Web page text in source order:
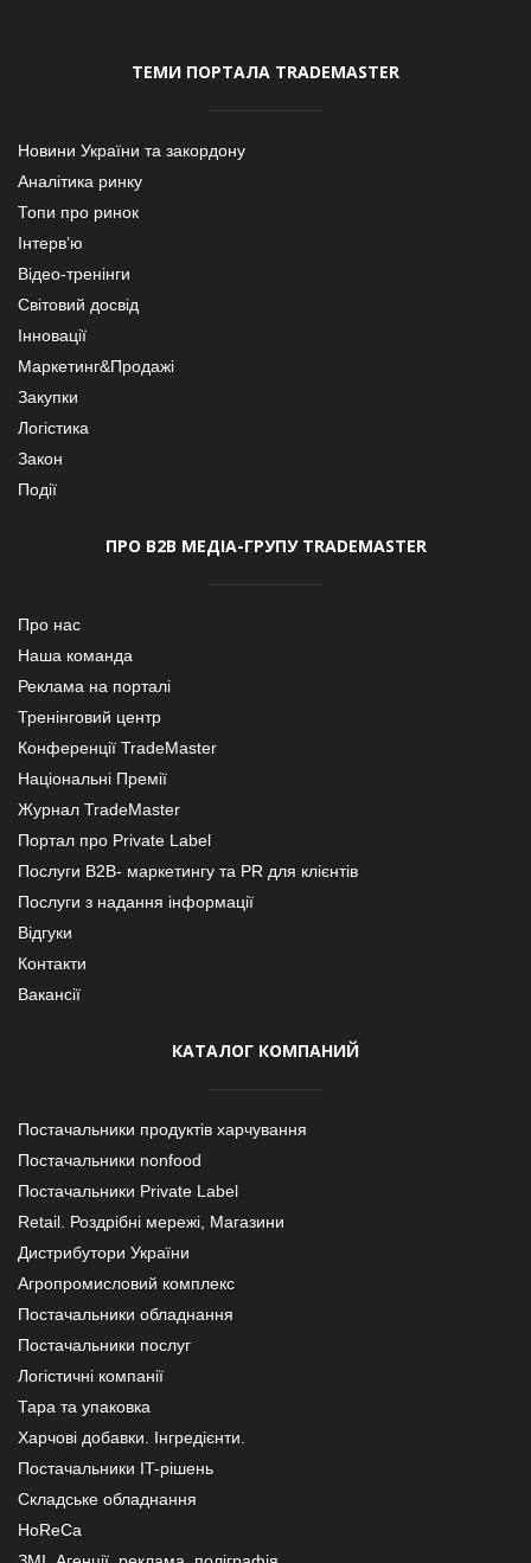
ТЕМИ ПОРТАЛА TRADEMASTER
Новини України та закордону
Аналітика ринку
Топи про ринок
Інтерв’ю
Відео-тренінги
Світовий досвід
Інновації
Маркетинг&Продажі
Закупки
Логістика
Закон
Події
ПРО В2В МЕДІА-ГРУПУ TRADEMASTER
Про нас
Наша команда
Реклама на порталі
Тренінговий центр
Конференції TradeMaster
Національні Премії
Журнал TradeMaster
Портал про Private Label
Послуги В2В- маркетингу та PR для клієнтів
Послуги з надання інформації
Відгуки
Контакти
Вакансії
КАТАЛОГ КОМПАНИЙ
Постачальники продуктів харчування
Постачальники nonfood
Постачальники Private Label
Retail. Роздрібні мережі, Магазини
Дистрибутори України
Агропромисловий комплекс
Постачальники обладнання
Постачальники послуг
Логістичні компанії
Тара та упаковка
Харчові добавки. Інгредієнти.
Постачальники IT-рішень
Складське обладнання
HoReCa